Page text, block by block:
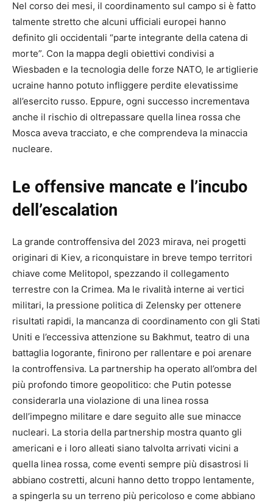
Nel corso dei mesi, il coordinamento sul campo si è fatto
talmente stretto che alcuni ufficiali europei hanno
definito gli occidentali “parte integrante della catena di
morte”. Con la mappa degli obiettivi condivisi a
Wiesbaden e la tecnologia delle forze NATO, le artiglierie
ucraine hanno potuto infliggere perdite elevatissime
all’esercito russo. Eppure, ogni successo incrementava
anche il rischio di oltrepassare quella linea rossa che
Mosca aveva tracciato, e che comprendeva la minaccia
nucleare.
Le offensive mancate e l’incubo
dell’escalation
La grande controffensiva del 2023 mirava, nei progetti
originari di Kiev, a riconquistare in breve tempo territori
chiave come Melitopol, spezzando il collegamento
terrestre con la Crimea. Ma le rivalità interne ai vertici
militari, la pressione politica di Zelensky per ottenere
risultati rapidi, la mancanza di coordinamento con gli Stati
Uniti e l’eccessiva attenzione su Bakhmut, teatro di una
battaglia logorante, finirono per rallentare e poi arenare
la controffensiva. La partnership ha operato all’ombra del
più profondo timore geopolitico: che Putin potesse
considerarla una violazione di una linea rossa
dell’impegno militare e dare seguito alle sue minacce
nucleari. La storia della partnership mostra quanto gli
americani e i loro alleati siano talvolta arrivati ​​vicini a
quella linea rossa, come eventi sempre più disastrosi li
abbiano costretti, alcuni hanno detto troppo lentamente,
a spingerla su un terreno più pericoloso e come abbiano